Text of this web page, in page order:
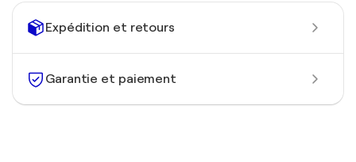
Expédition et retours
Garantie et paiement